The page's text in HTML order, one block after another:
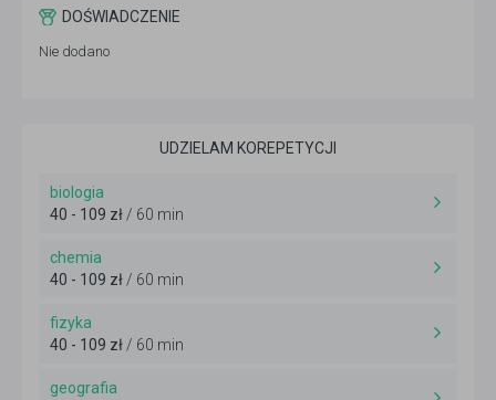
DOŚWIADCZENIE
Nie dodano
UDZIELAM KOREPETYCJI
biologia
40 - 109 zł/ 60 min
chemia
40 - 109 zł/ 60 min
fizyka
40 - 109 zł/ 60 min
geografia